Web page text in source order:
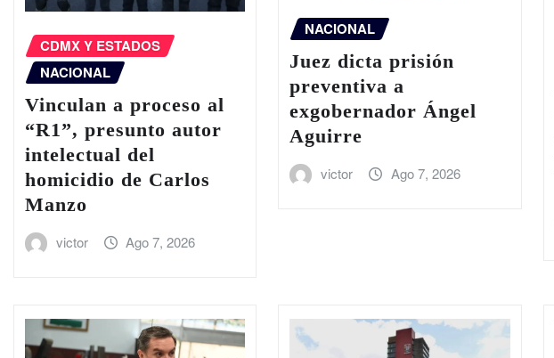
CDMX Y ESTADOS
NACIONAL
Vinculan a proceso al
“R1”, presunto autor
intelectual del
homicidio de Carlos
Manzo
victor Ago 7, 2026
NACIONAL
Juez dicta prisión
preventiva a
exgobernador Ángel
Aguirre
victor Ago 7, 2026